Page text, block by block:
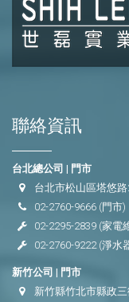
聯絡資訊
台北總公司 | 門市
台北市松山區塔悠
02-2760-9666 (門市)
02-2295-2839 (家電
02-2760-9222(淨水
新竹公司 | 門市
新竹縣竹北市縣政